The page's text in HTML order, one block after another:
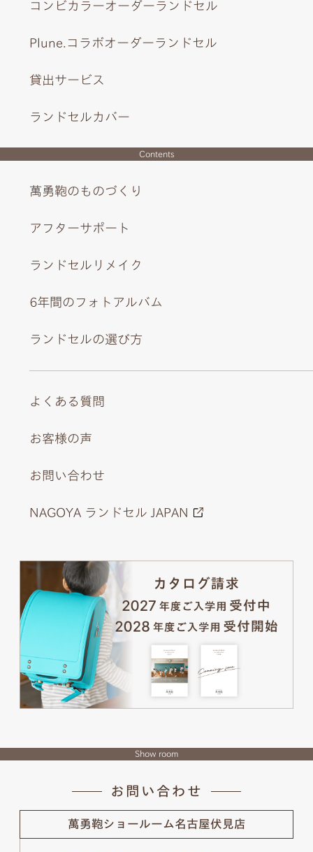
コンビカラーオーダーランドセル
Plune.コラボオーダーランドセル
貸出サービス
ランドセルカバー
Contents
萬勇鞄のものづくり
アフターサポート
ランドセルリメイク
6年間のフォトアルバム
ランドセルの選び方
よくある質問
お客様の声
お問い合わせ
NAGOYA ランドセル JAPAN
Show room
お問い合わせ
萬勇鞄ショールーム名古屋伏見店